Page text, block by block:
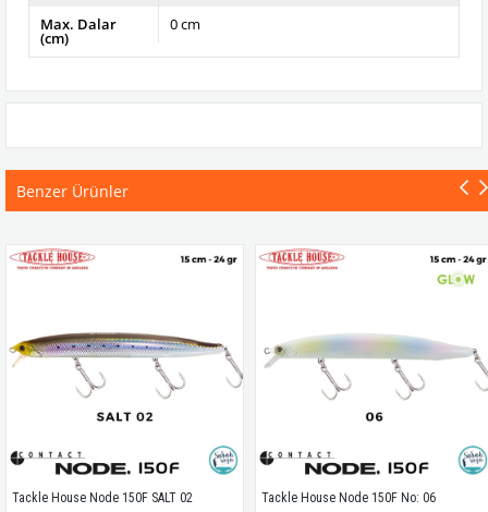
Max. Dalar
(cm)
0 cm
Benzer Ürünler
Tackle House Node 150F SALT 02 Tackle House Node 150F No: 06